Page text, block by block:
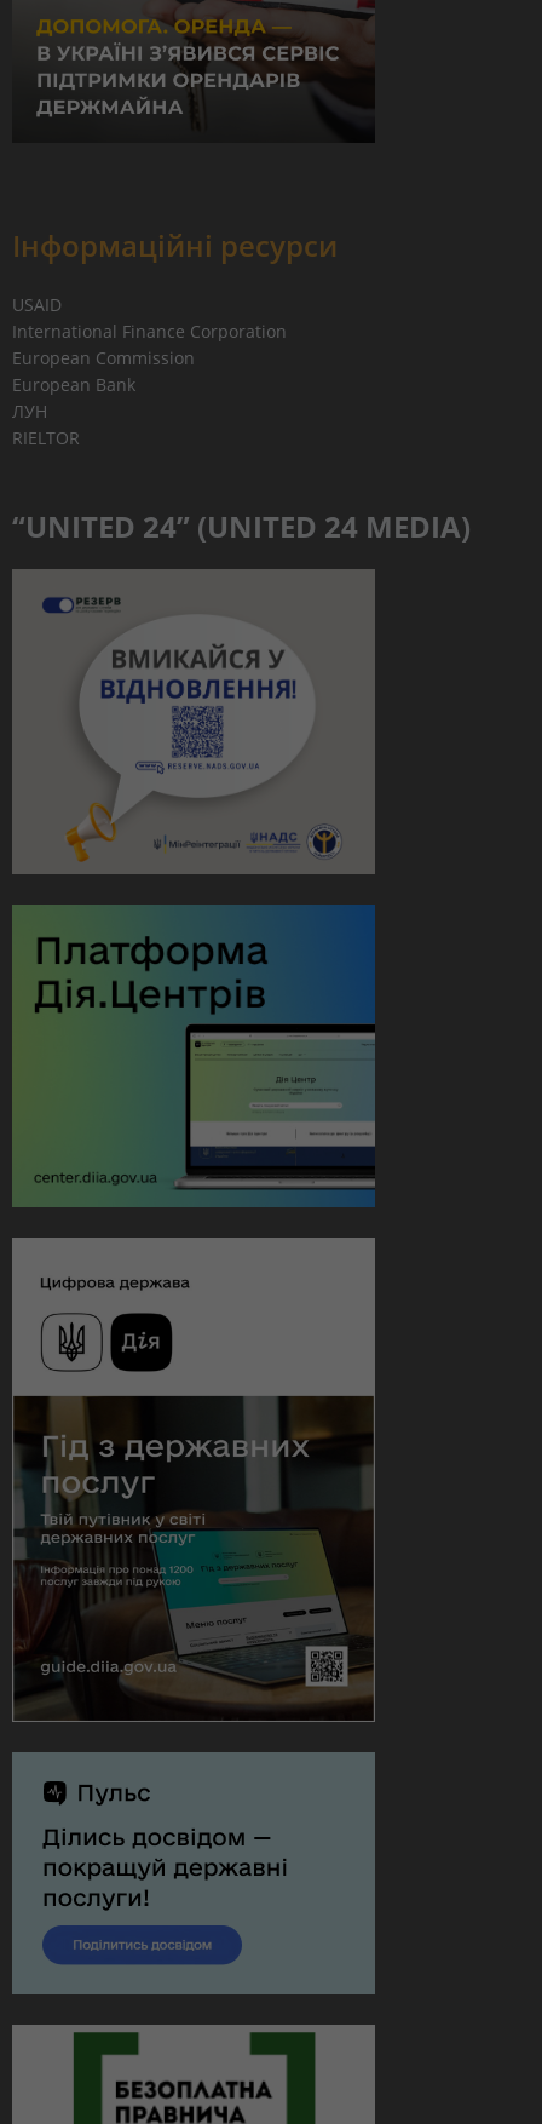
Інформаційні ресурси
USAID
International Finance Corporation
European Commission
European Bank
ЛУН
RIELTOR
“UNITED 24” (UNITED 24 MEDIA)